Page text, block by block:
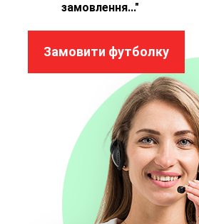
замовлення..."
Замовити футболку